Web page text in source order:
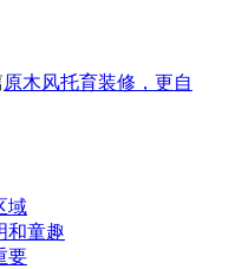
原木风托育装修，更自
域
和童趣
要